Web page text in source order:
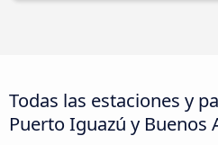
Todas las estaciones y
Puerto Iguazú y Buenos